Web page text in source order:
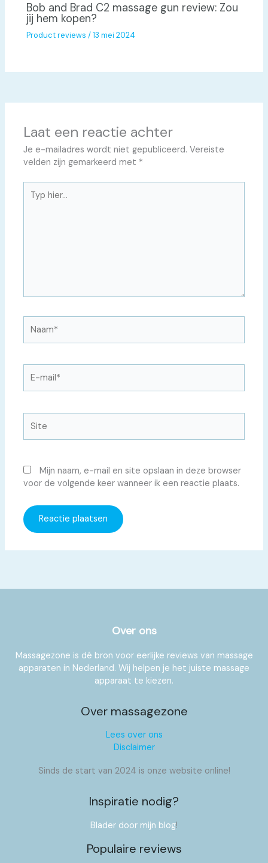
Bob and Brad C2 massage gun review: Zou
jij hem kopen?
Product reviews /13 mei 2024
Laat een reactie achter
Je e-mailadres wordt niet gepubliceerd. Vereiste
velden zijn gemarkeerd met *
hier...
mail*
Mijn naam, e-mail en site opslaan in deze browser
voor de volgende keer wanneer ik een reactie plaats.
Over ons
Massagezone is dé bron voor eerlijke reviews van massage
apparaten in Nederland. Wij helpen je het juiste massage
apparaat te kiezen.
Over massagezone
Lees over ons
Disclaimer
Sinds de start van 2024 is onze website online!
Inspiratie nodig?
Blader door mijn blog!
Populaire reviews